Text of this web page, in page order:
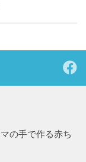
の手で作る赤ち